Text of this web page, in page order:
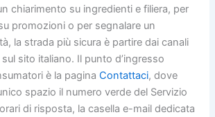
chiarimento su ingredienti e filiera, per
promozioni o per segnalare un
la strada più sicura è partire dai canali
sito italiano. Il punto d’ingresso
è la paginaContattaci, dove
spazio il numero verde del Servizio
di risposta, la casella e-mail dedicata